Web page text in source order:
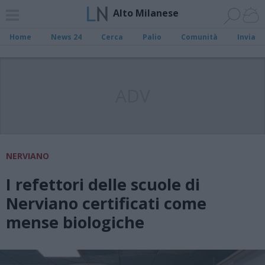
Alto Milanese
Home News 24 Cerca Palio Comunità Invia
NERVIANO
I refettori delle scuole di
Nerviano certificati come
mense biologiche